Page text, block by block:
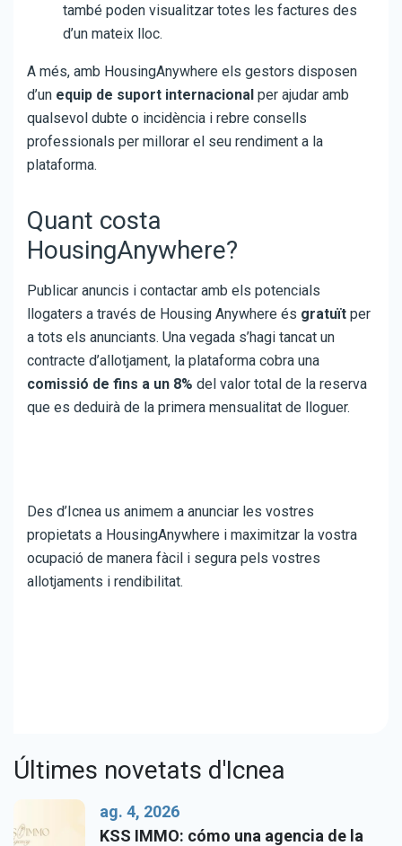
també poden visualitzar totes les factures des
d’un mateix lloc.
A més, amb HousingAnywhere els gestors disposen
d’un equip de suport internacional per ajudar amb
qualsevol dubte o incidència i rebre consells
professionals per millorar el seu rendiment a la
plataforma.
Quant costa
HousingAnywhere?
Publicar anuncis i contactar amb els potencials
llogaters a través de Housing Anywhere és gratuït per
a tots els anunciants. Una vegada s’hagi tancat un
contracte d’allotjament, la plataforma cobra una
comissió de fins a un 8% del valor total de la reserva
que es deduirà de la primera mensualitat de lloguer.
Des d’Icnea us animem a anunciar les vostres
propietats a HousingAnywhere i maximitzar la vostra
ocupació de manera fàcil i segura pels vostres
allotjaments i rendibilitat.
Últimes novetats d'Icnea
ag. 4, 2026
KSS IMMO: cómo una agencia de la